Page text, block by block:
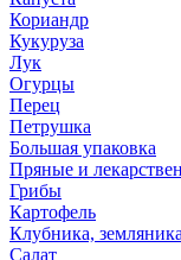
Кориандр
Кукуруза
Лук
Огурцы
Перец
Петрушка
Большая упаковка
Пряные и
Грибы
Картофель
Клубника, земляника
Салат